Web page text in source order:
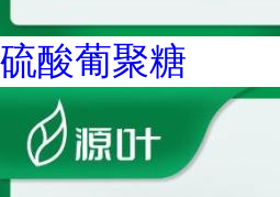
硫酸葡聚糖